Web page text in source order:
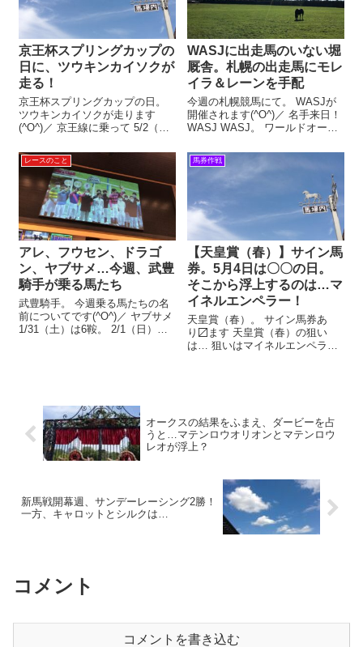
京王杯スプリングカップの
日に、ツウキンカイソクが
走る！
京王杯スプリングカップの日。
ツウキンカイソクが走ります
(^O^)／ 京王線に乗って 5/2（土
杯スプリングカップ🏆 このレー
スについて、JRAの特別レース
名解説を見てみると… 本競走
は、1956年に創設され...
WASJに出走馬のいない堀
厩舎。札幌の出走馬にモレ
イラ＆レーンを手配
今週の札幌競馬にて。 WASJが
開催されます(^O^)／ 名手来日！
WASJ WASJ。 ワールドオール
本の名手が、腕を競います😝 例
年ですと、初来日の騎手が多く
いますが。 今年は、レーンにモ
レースのこと
アレ、フウセン、ドラゴ
ン、ヤブサメ…今週、武豊
騎手が乗る馬たち
武豊騎手。 今週乗る馬たちの名
前についてです(^O^)／ ヤブサメ
1/31（土）は6鞍。 2/1（日）も6
馬券作戦
【天皇賞（春）】サイン馬
券。5月4日は〇〇の日。
そこから浮上するのは…マ
イネルエンペラー！
天皇賞（春）。 サイン馬券あ
り〼ます 天皇賞（春）の狙い
は… 狙いはマイネルエンペラ
オークスの結果をふまえ、ダービーを占
うと…マテンロウオリオンとマテンロウ
レオが浮上？
新馬戦開幕週、サンデーレーシング2勝！
一方、キャロットとシルクは…
コメント
コメントを書き込む